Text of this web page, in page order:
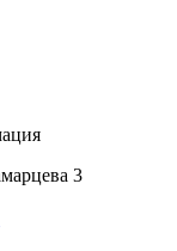
3